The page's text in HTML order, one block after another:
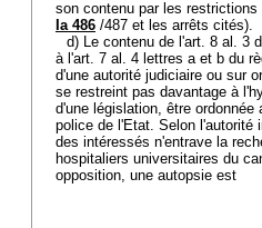
son contenu par les
Ia 486 /487 et les arrêts cités).
d) Le contenu de l'art. 8 al. 3
à l'art. 7 al. 4 lettres a et b du
d'une autorité judiciaire ou sur
se restreint pas davantage à
d'une législation, être
police de l'Etat. Selon l'autorité
des intéressés n'entrave la
hospitaliers universitaires du
opposition, une autopsie est